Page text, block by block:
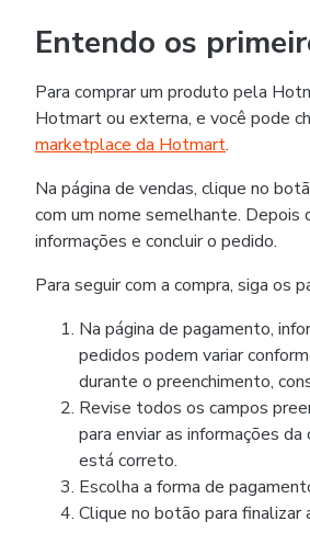
Entendo os
Para comprar um produto pela
Hotmart ou externa, e você pode
marketplace da Hotmart.
Na página de vendas, clique no
com um nome semelhante. Depois
informações e concluir o pedido.
Para seguir com a compra, siga os
Na página de pagamento,
pedidos podem variar
durante o preenchimento,
Revise todos os campos
para enviar as informações
está correto.
Escolha a forma de
Clique no botão para finalizar